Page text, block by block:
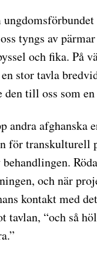
tyngs av
och fika. På
stor tavla
till oss som
andra afghanska
för transkulturell
och när
kontakt med
tavlan, “och så